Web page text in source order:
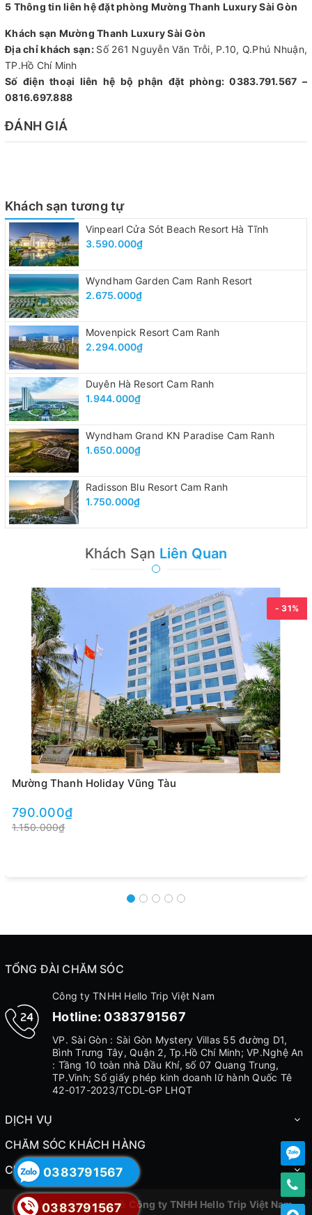
5 Thông tin liên hệ đặt phòng Mường Thanh Luxury Sài Gòn
Khách sạn Mường Thanh Luxury Sài Gòn
Địa chỉ khách sạn: Số 261 Nguyễn Văn Trỗi, P.10, Q.Phú Nhuận,
TP.Hồ Chí Minh
Số điện thoại liên hệ bộ phận đặt phòng: 0383.791.567 –
0816.697.888
ĐÁNH GIÁ
Khách sạn tương tự
Vinpearl Cửa Sót Beach Resort Hà Tĩnh
3.590.000₫
Wyndham Garden Cam Ranh Resort
2.675.000₫
Movenpick Resort Cam Ranh
2.294.000₫
Duyên Hà Resort Cam Ranh
1.944.000₫
Wyndham Grand KN Paradise Cam Ranh
1.650.000₫
Radisson Blu Resort Cam Ranh
1.750.000₫
Khách Sạn Liên Quan
- 31%
Mường Thanh Holiday Vũng Tàu
790.000₫
1.150.000₫
TỔNG ĐÀI CHĂM SÓC
Công ty TNHH Hello Trip Việt Nam
Hotline: 0383791567
VP. Sài Gòn : Sài Gòn Mystery Villas 55 đường D1,
Bình Trưng Tây, Quận 2, Tp.Hồ Chí Minh; VP.Nghệ An
: Tầng 10 toàn nhà Dầu Khí, số 07 Quang Trung,
TP.Vinh; Số giấy phép kinh doanh lữ hành Quốc Tê
42-017-2023/TCDL-GP LHQT
DỊCH VỤ
CHĂM SÓC KHÁCH HÀNG
CHÍNH SÁCH
© Bản quyền thuộc về
Công ty TNHH Hello Trip Việt Nam
0383791567
0383791567